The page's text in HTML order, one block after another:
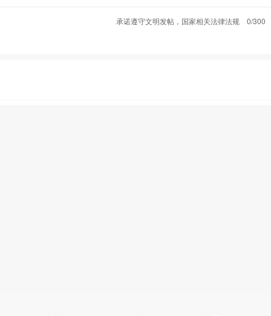
承诺遵守文明发帖，国家相关法律法规 0/300